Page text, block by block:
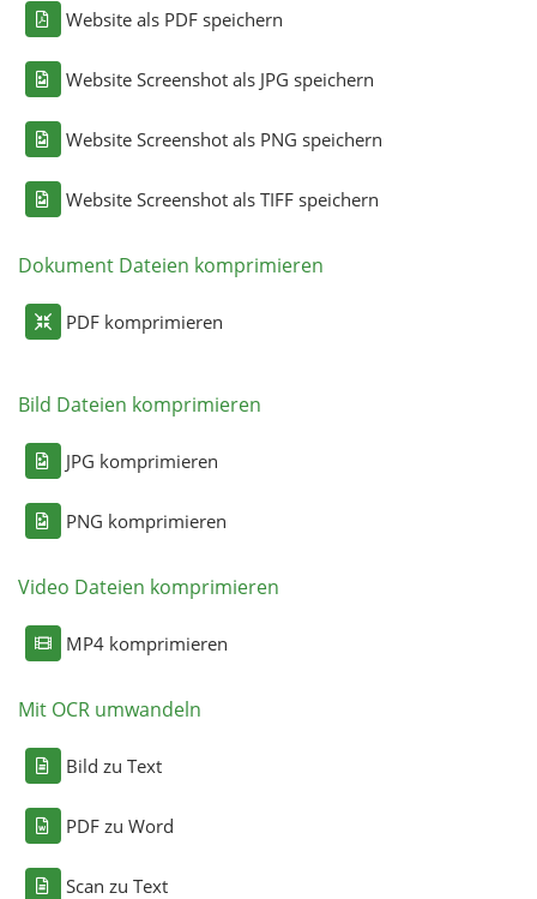
Website als PDF speichern
Website Screenshot als JPG speichern
Website Screenshot als PNG speichern
Website Screenshot als TIFF speichern
Dokument Dateien komprimieren
PDF komprimieren
Bild Dateien komprimieren
JPG komprimieren
PNG komprimieren
Video Dateien komprimieren
MP4 komprimieren
Mit OCR umwandeln
Bild zu Text
PDF zu Word
Scan zu Text